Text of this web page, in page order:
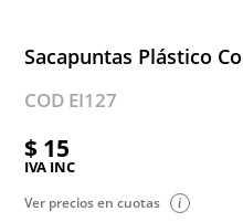
Sacapuntas Plástico
COD EI127
$ 15
IVA INC
Ver precios en cuotas